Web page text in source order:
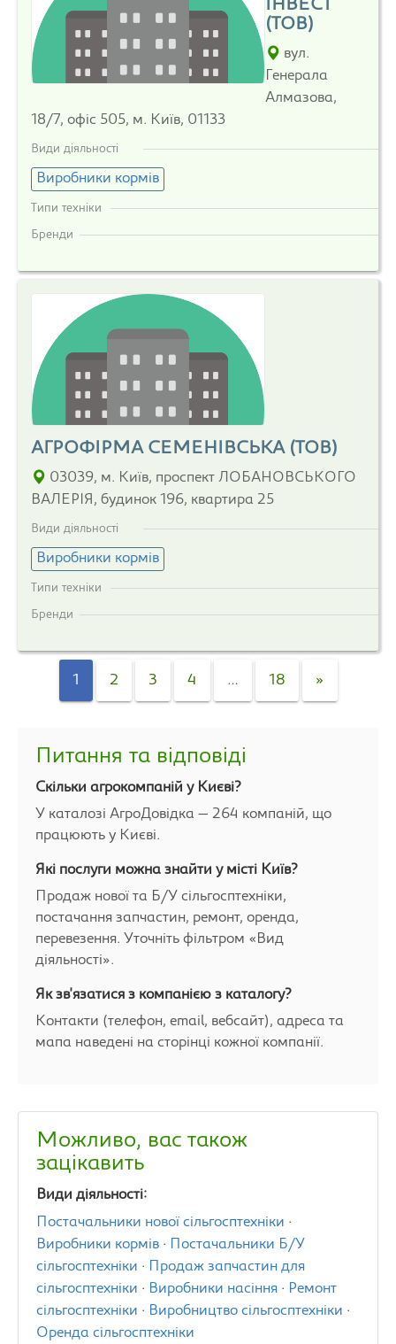
ІНВЕСТ
(ТОВ)
вул.
Генерала
Алмазова,
18/7, офіс 505, м. Київ, 01133
Види діяльності
Виробники кормів
Типи техніки
Бренди
АГРОФІРМА СЕМЕНІВСЬКА (ТОВ)
03039, м. Київ, проспект ЛОБАНОВСЬКОГО
ВАЛЕРІЯ, будинок 196, квартира 25
Види діяльності
Виробники кормів
Типи техніки
Бренди
1 2 3 4 … 18 »
Питання та відповіді
Скільки агрокомпаній у Києві?
У каталозі АгроДовідка — 264 компаній, що
працюють у Києві.
Які послуги можна знайти у місті Київ?
Продаж нової та Б/У сільгосптехніки,
постачання запчастин, ремонт, оренда,
перевезення. Уточніть фільтром «Вид
діяльності».
Як зв'язатися з компанією з каталогу?
Контакти (телефон, email, вебсайт), адреса та
мапа наведені на сторінці кожної компанії.
Можливо, вас також
зацікавить
Види діяльності:
Постачальники нової сільгосптехніки ·
Виробники кормів ·
Постачальники Б/У
сільгосптехніки ·
Продаж запчастин для
сільгосптехніки · Виробники насіння · Ремонт
сільгосптехніки · Виробництво сільгосптехніки ·
Оренда сільгосптехніки